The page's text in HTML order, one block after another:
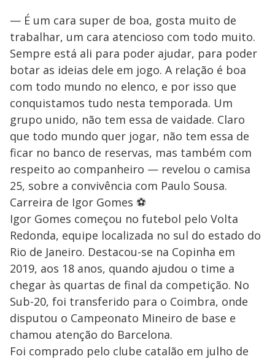
— É um cara super de boa, gosta muito de
trabalhar, um cara atencioso com todo muito.
Sempre está ali para poder ajudar, para poder
botar as ideias dele em jogo. A relação é boa
com todo mundo no elenco, e por isso que
conquistamos tudo nesta temporada. Um
grupo unido, não tem essa de vaidade. Claro
que todo mundo quer jogar, não tem essa de
ficar no banco de reservas, mas também com
respeito ao companheiro — revelou o camisa
25, sobre a convivência com Paulo Sousa.
Carreira de Igor Gomes ⚽
Igor Gomes começou no futebol pelo Volta
Redonda, equipe localizada no sul do estado do
Rio de Janeiro. Destacou-se na Copinha em
2019, aos 18 anos, quando ajudou o time a
chegar às quartas de final da competição. No
Sub-20, foi transferido para o Coimbra, onde
disputou o Campeonato Mineiro de base e
chamou atenção do Barcelona.
Foi comprado pelo clube catalão em julho de